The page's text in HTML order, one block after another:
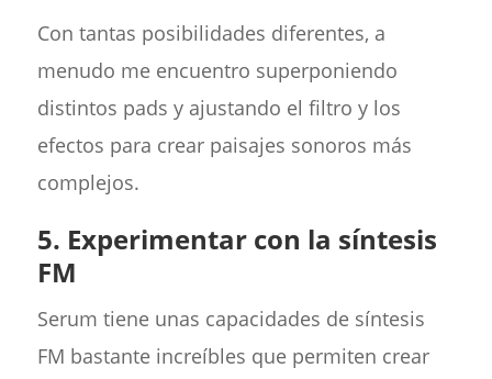
Con tantas posibilidades diferentes, a
menudo me encuentro superponiendo
distintos pads y ajustando el filtro y los
efectos para crear paisajes sonoros más
complejos.
5. Experimentar con la síntesis
FM
Serum tiene unas capacidades de síntesis
FM bastante increíbles que permiten crear